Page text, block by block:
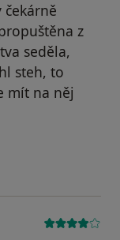
z
seděla,
steh, to
mít na něj